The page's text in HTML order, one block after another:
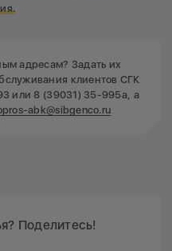
адресам? Задать их
клиентов СГК
или 8 (39031) 35-995а, а
abk@sibgenco.ru
Поделитесь!